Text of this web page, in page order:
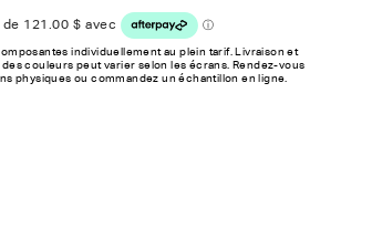
individuellement au plein tarif. Livraison et
couleurs peut varier selon les écrans. Rendez-vous
physiques ou commandez un échantillon en ligne.